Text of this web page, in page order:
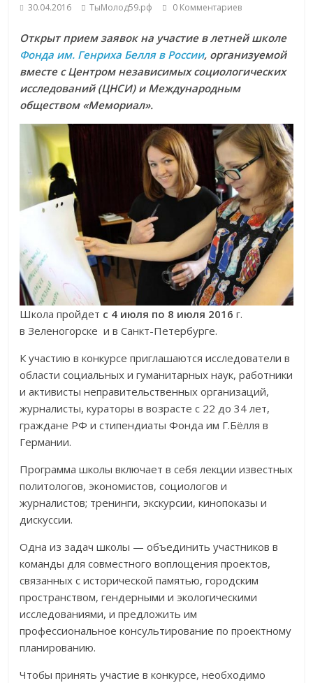
30.04.2016 ТыМолод59.рф 0 Комментариев
Открыт прием заявок на участие в летней школе
Фонда им. Генриха Белля в России, организуемой
вместе с Центром независимых социологических
исследований (ЦНСИ) и Международным
обществом «Мемориал».
Школа пройдет с 4 июля по 8 июля 2016 г.
в Зеленогорске и в Санкт-Петербурге.
К участию в конкурсе приглашаются исследователи в
области социальных и гуманитарных наук, работники
и активисты неправительственных организаций,
журналисты, кураторы в возрасте с 22 до 34 лет,
граждане РФ и стипендиаты Фонда им Г.Бёлля в
Германии.
Программа школы включает в себя лекции известных
политологов, экономистов, социологов и
журналистов; тренинги, экскурсии, кинопоказы и
дискуссии.
Одна из задач школы — объединить участников в
команды для совместного воплощения проектов,
связанных с исторической памятью, городским
пространством, гендерными и экологическими
исследованиями, и предложить им
профессиональное консультирование по проектному
планированию.
Чтобы принять участие в конкурсе, необходимо